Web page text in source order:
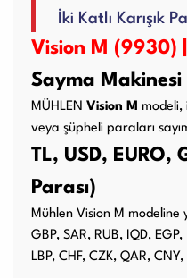
Laminasyon PVC
Makineleri
Giyotin Makineleri
Kullanım Kılavuzları
İki Katlı Karışık
Vision M (9930) |
Sayma Makinesi
MÜHLEN Vision M modeli,
veya şüpheli paraları
TL, USD, EURO,
Parası)
Mühlen Vision M modeline
GBP, SAR, RUB, IQD, EGP,
LBP, CHF, CZK, QAR,